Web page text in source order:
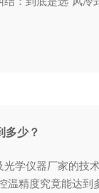
多少？
学仪器厂家的技
温精度究竟能达到